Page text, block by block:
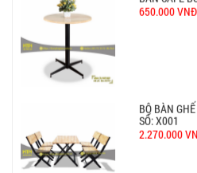
550.000 VNĐ